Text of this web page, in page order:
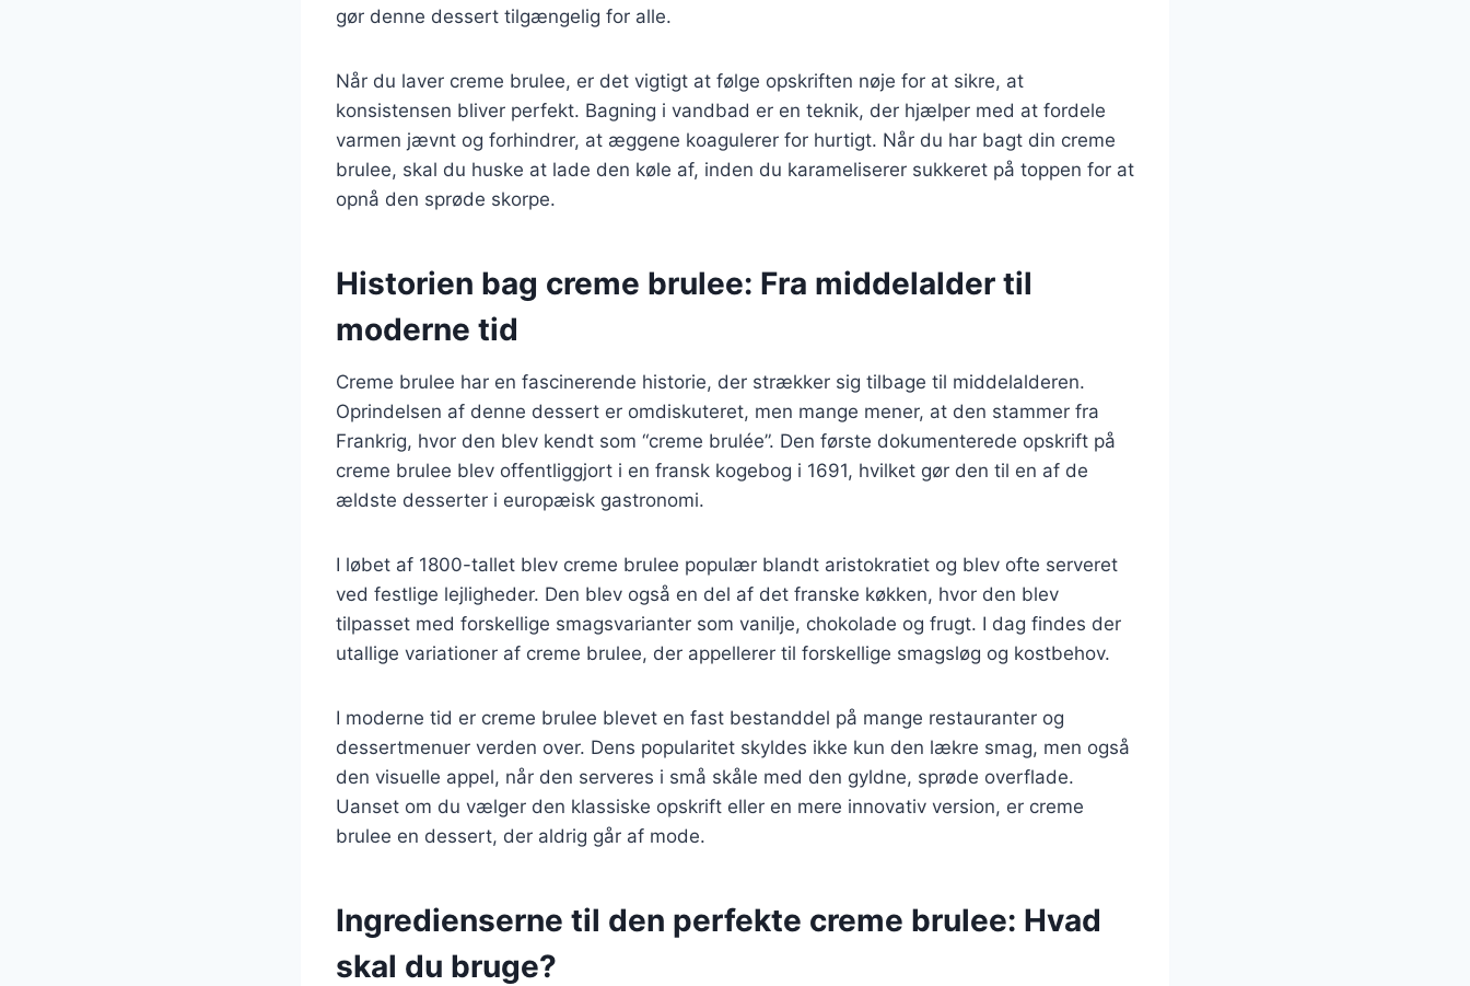
gør denne dessert tilgængelig for alle.
Når du laver creme brulee, er det vigtigt at følge opskriften nøje for at sikre, at
konsistensen bliver perfekt. Bagning i vandbad er en teknik, der hjælper med at fordele
varmen jævnt og forhindrer, at æggene koagulerer for hurtigt. Når du har bagt din creme
brulee, skal du huske at lade den køle af, inden du karameliserer sukkeret på toppen for at
opnå den sprøde skorpe.
Historien bag creme brulee: Fra middelalder til
moderne tid
Creme brulee har en fascinerende historie, der strækker sig tilbage til middelalderen.
Oprindelsen af denne dessert er omdiskuteret, men mange mener, at den stammer fra
Frankrig, hvor den blev kendt som “creme brulée”. Den første dokumenterede opskrift på
creme brulee blev offentliggjort i en fransk kogebog i 1691, hvilket gør den til en af de
ældste desserter i europæisk gastronomi.
I løbet af 1800-tallet blev creme brulee populær blandt aristokratiet og blev ofte serveret
ved festlige lejligheder. Den blev også en del af det franske køkken, hvor den blev
tilpasset med forskellige smagsvarianter som vanilje, chokolade og frugt. I dag findes der
utallige variationer af creme brulee, der appellerer til forskellige smagsløg og kostbehov.
I moderne tid er creme brulee blevet en fast bestanddel på mange restauranter og
dessertmenuer verden over. Dens popularitet skyldes ikke kun den lækre smag, men også
den visuelle appel, når den serveres i små skåle med den gyldne, sprøde overflade.
Uanset om du vælger den klassiske opskrift eller en mere innovativ version, er creme
brulee en dessert, der aldrig går af mode.
Ingredienserne til den perfekte creme brulee: Hvad
skal du bruge?